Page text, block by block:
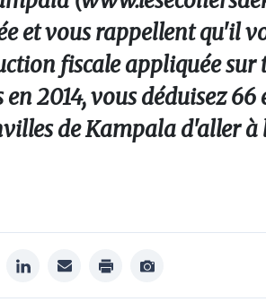
et vous rappellent qu'il
fiscale appliquée sur
2014, vous déduisez
de Kampala d'aller à
linkedinmail print
Afficher